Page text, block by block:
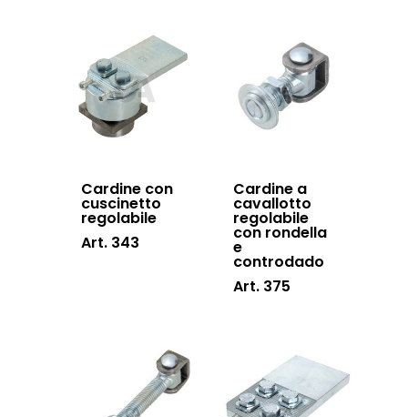
Cardine con
cuscinetto
regolabile
Art. 343
Cardine a
cavallotto
regolabile
con rondella
e
controdado
Art. 375
Hardware
Inox